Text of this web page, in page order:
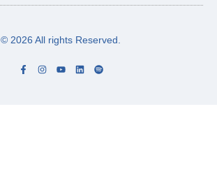
© 2026 All rights Reserved.